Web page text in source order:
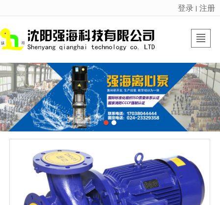
很遗憾，因您的浏览器版本过低导致无法获得最佳浏览体验，推荐下载安装谷歌浏览器！
登录 丨 注册
首页 强海产品 强海动态 走进强海 LBS